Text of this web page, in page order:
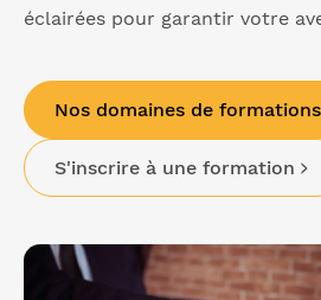
éclairées pour garantir votre
Nos domaines de formations
S'inscrire à une formation